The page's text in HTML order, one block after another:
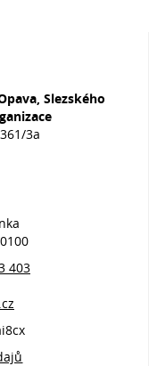
Slezského
3a
403